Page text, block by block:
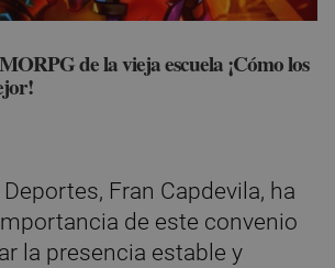
de la vieja escuela ¡Cómo los
Fran Capdevila, ha
de este convenio
la presencia estable y